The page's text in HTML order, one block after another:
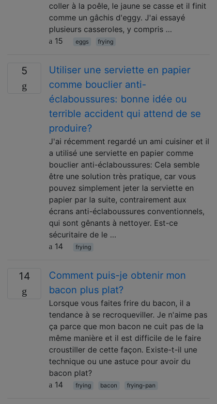
coller à la poêle, le jaune se casse et il finit
comme un gâchis d'eggy. J'ai essayé
plusieurs casseroles, y compris …
15
eggs frying
5
Utiliser une serviette en papier
comme bouclier anti-
éclaboussures: bonne idée ou
terrible accident qui attend de se
produire?
J'ai récemment regardé un ami cuisiner et il
a utilisé une serviette en papier comme
bouclier anti-éclaboussures: Cela semble
être une solution très pratique, car vous
pouvez simplement jeter la serviette en
papier par la suite, contrairement aux
écrans anti-éclaboussures conventionnels,
qui sont gênants à nettoyer. Est-ce
sécuritaire de le …
14
frying
14
Comment puis-je obtenir mon
bacon plus plat?
Lorsque vous faites frire du bacon, il a
tendance à se recroqueviller. Je n'aime pas
ça parce que mon bacon ne cuit pas de la
même manière et il est difficile de le faire
croustiller de cette façon. Existe-t-il une
technique ou une astuce pour avoir du
bacon plat?
14
frying bacon frying-pan